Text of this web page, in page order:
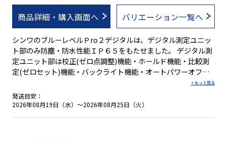
mm・防塵防水・蛍光シート付気泡管
商品詳細・購入画面へ バリエーション一覧へ
シンワのブルーレベルＰro２デジタルは、デジタル測定ユニッ
ト部のみ防塵・防水性能ＩＰ６５をもたせました。 デジタル測
定ユニット部は校正(ゼロ点調整)機能・ホールド機能・比較測
定(ゼロセット)機能・バックライト機能・オートパワーオフ機
能・電池消耗警告機能付です。オートパワーオフ機能は、オン
とオフの切り替えが可能です。 水平気泡管の傷や汚れを防ぐ取
り外し可能な気泡管カバー付で、万が一汚れたときは、カバー
発送目安：
2026年08月19日（水）～2026年08月25日（火）